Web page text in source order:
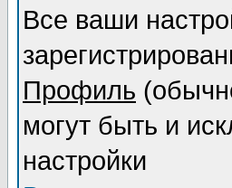
Все ваши
Профиль
могут быть и
настройки